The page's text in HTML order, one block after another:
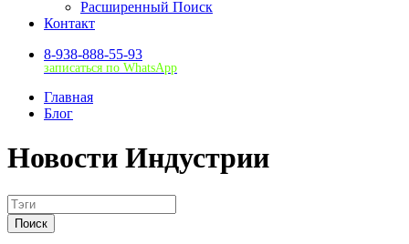
Расширенный Поиск
Контакт
8-938-888-55-93
записаться по WhatsApp
Главная
Блог
Новости Индустрии
Поиск